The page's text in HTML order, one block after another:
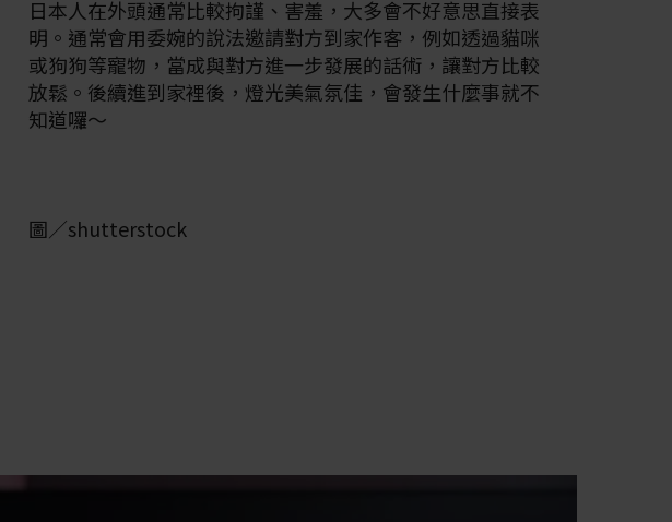
日本人在外頭通常比較拘謹、害羞，大多會不好意思直接表
明。通常會用委婉的說法邀請對方到家作客，例如透過貓咪
或狗狗等寵物，當成與對方進一步發展的話術，讓對方比較
放鬆。後續進到家裡後，燈光美氣氛佳，會發生什麼事就不
知道囉～
圖／shutterstock